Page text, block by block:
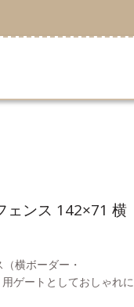
ェンス 142×71 横
横ボーダー・
ゲートとしておしゃれに